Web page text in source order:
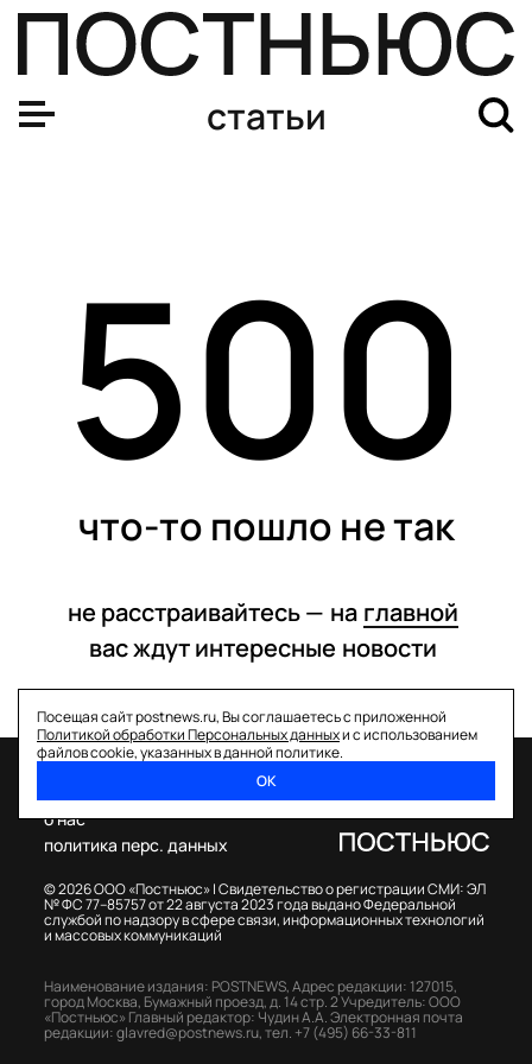
статьи
500
что-то пошло не так
не расстраивайтесь — на главной
вас ждут интересные новости
Посещая сайт postnews.ru, Вы соглашаетесь с приложенной
Политикой обработки Персональных данныхи с использованием
файлов cookie, указанных в данной политике.
ОК
© 2026 ООО «Постньюс» |Свидетельство о регистрации СМИ: ЭЛ
№ ФС 77–85757 от 22 августа 2023 года выдано Федеральной
службой по надзору в сфере связи, информационных технологий
и массовых коммуникаций
о нас
политика перс. данных
Наименование издания: POSTNEWS,Адрес редакции: 127015,
город Москва, Бумажный проезд, д. 14 стр. 2Учредитель: ООО
«Постньюс» Главный редактор: Чудин А.А.Электронная почта
редакции:glavred@postnews.ru,тел. +7 (495) 66-33-811